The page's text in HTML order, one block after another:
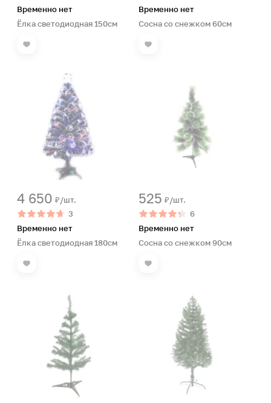
Временно нет
Ёлка светодиодная 150см
Временно нет
Сосна со снежком 60см
4 650 ₽/шт.
3
Временно нет
Ёлка светодиодная 180см
525 ₽/шт.
6
Временно нет
Сосна со снежком 90см